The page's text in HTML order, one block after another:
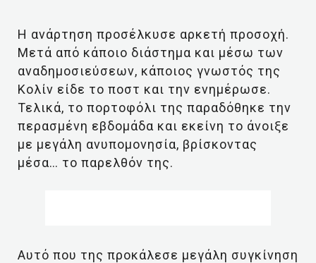
Η ανάρτηση προσέλκυσε αρκετή προσοχή.
Μετά από κάποιο διάστημα και μέσω των
αναδημοσιεύσεων, κάποιος γνωστός της
Κολίν είδε το ποστ και την ενημέρωσε.
Τελικά, το πορτοφόλι της παραδόθηκε την
περασμένη εβδομάδα και εκείνη το άνοιξε
με μεγάλη ανυπομονησία, βρίσκοντας
μέσα… το παρελθόν της.
Αυτό που της προκάλεσε μεγάλη συγκίνηση